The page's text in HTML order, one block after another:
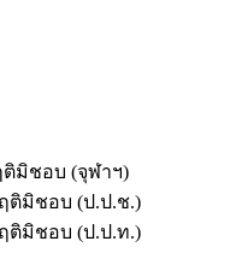
ติมิชอบ (จุฬาฯ)
ติมิชอบ (ป.ป.ช.)
ติมิชอบ (ป.ป.ท.)